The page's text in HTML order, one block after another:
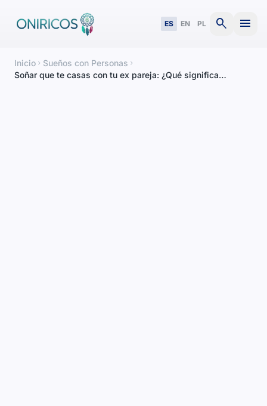
ES EN PL search menu
Inicio chevron_right Sueños con Personas chevron_right
Soñar que te casas con tu ex pareja: ¿Qué significa